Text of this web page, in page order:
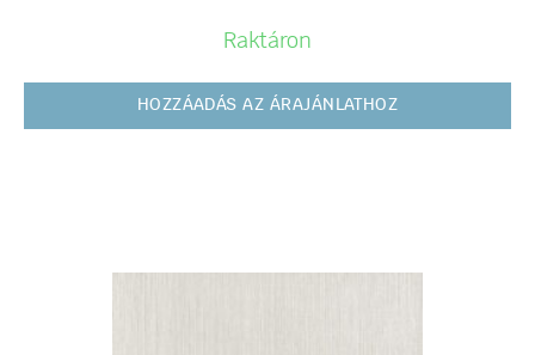
Raktáron
HOZZÁADÁS AZ ÁRAJÁNLATHOZ